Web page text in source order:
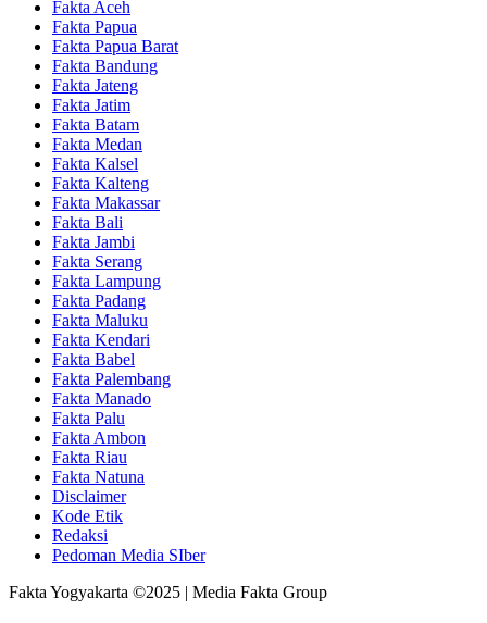
Fakta Aceh
Fakta Papua
Fakta Papua Barat
Fakta Bandung
Fakta Jateng
Fakta Jatim
Fakta Batam
Fakta Medan
Fakta Kalsel
Fakta Kalteng
Fakta Makassar
Fakta Bali
Fakta Jambi
Fakta Serang
Fakta Lampung
Fakta Padang
Fakta Maluku
Fakta Kendari
Fakta Babel
Fakta Palembang
Fakta Manado
Fakta Palu
Fakta Ambon
Fakta Riau
Fakta Natuna
Disclaimer
Kode Etik
Redaksi
Pedoman Media SIber
Fakta Yogyakarta ©2025 | Media Fakta Group